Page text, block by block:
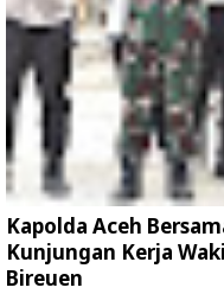
Kapolda Aceh
Kunjungan Kerja
Bireuen